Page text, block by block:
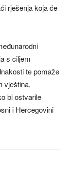
rješenja koja će
s ciljem
te pomaže
vještina,
bi ostvarile
i Hercegovini